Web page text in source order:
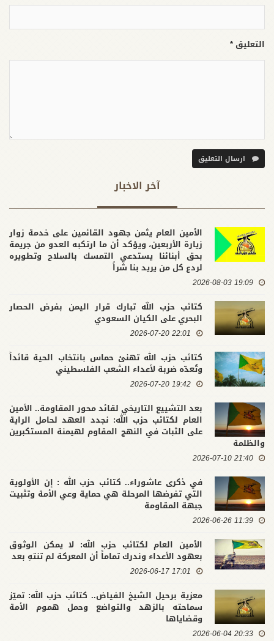
التعليق *
ارسال التعليق
آخر الاخبار
الأمين العام يثمن جهود القائمين على خدمة زوار
زيارة الأربعين، ويؤكد أن ما ارتكبه العدو من جريمة
بحق أبنائنا يستدعي التمسك بالسلاح وتطويره
لردع كل من يريد بنا شراً
19:09 2026-08-03
كتائب حزب الله تبارك قرار اليمن بفرض الحصار
البحري على الكيان السعودي
22:01 2026-07-20
كتائب حزب الله تهنئ حماس بانتخاب الحية قائداً
وتُعدّه ضربة لأعداء الشعب الفلسطيني
19:42 2026-07-20
بعد التشييع التاريخي لقائد محور المقاومة.. الأمين
العام لكتائب حزب الله: نجدد العهد لحامل الراية
على الثبات في النهج المقاوم لهيمنة المستكبرين
والظلمة
21:40 2026-07-10
في ذكرى عاشوراء.. كتائب حزب الله : إن الأولوية
التي تفرضها المرحلة هي حماية وعي الأمة وتثبيت
جبهة المقاومة
11:39 2026-06-26
الأمين العام لكتائب حزب الله: لا يمكن الوثوق
بعهود الأعداء وندرك تماماً أن المعركة لم تنتهِ بعد
17:01 2026-06-17
معزية برحيل الشيخ الفياض.. كتائب حزب الله: تميّز
سماحته بالزهد والتواضع وحمل هموم الأمة
وقضاياها
20:33 2026-06-04